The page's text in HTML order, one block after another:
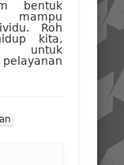
bentuk
mampu
Roh
kita,
untuk